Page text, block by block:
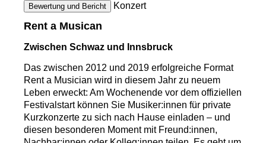
Bewertung und Bericht Konzert
Rent a Musican
Zwischen Schwaz und Innsbruck
Das zwischen 2012 und 2019 erfolgreiche Format
Rent a Musician wird in diesem Jahr zu neuem
Leben erweckt: Am Wochenende vor dem offiziellen
Festivalstart können Sie Musiker:innen für private
Kurzkonzerte zu sich nach Hause einladen – und
diesen besonderen Moment mit Freund:innen,